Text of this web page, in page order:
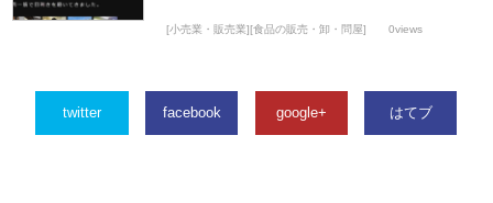
[小売業・販売業][食品の販売・卸・問屋] 0views
twitter facebook google+ はてブ